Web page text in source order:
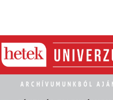
ARCHÍVUMUNKBÓL